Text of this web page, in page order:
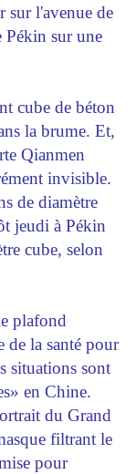
sur l'avenue de
Pékin sur une
cube de béton
la brume. Et,
Qianmen
invisible.
de diamètre
jeudi à Pékin
cube, selon
plafond
de la santé pour
situations sont
en Chine.
du Grand
filtrant le
pour